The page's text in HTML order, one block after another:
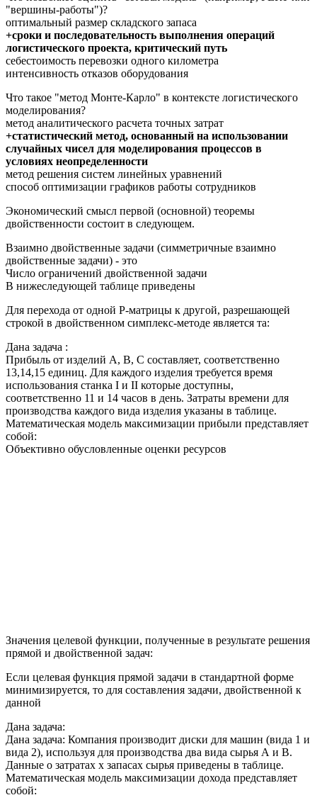
"вершины-работы")?
оптимальный размер складского запаса
+сроки и последовательность выполнения операций
логистического проекта, критический путь
себестоимость перевозки одного километра
интенсивность отказов оборудования
Что такое "метод Монте-Карло" в контексте логистического
моделирования?
метод аналитического расчета точных затрат
+статистический метод, основанный на использовании
случайных чисел для моделирования процессов в
условиях неопределенности
метод решения систем линейных уравнений
способ оптимизации графиков работы сотрудников
Экономический смысл первой (основной) теоремы
двойственности состоит в следующем.
Взаимно двойственные задачи (симметричные взаимно
двойственные задачи) - это
Число ограничений двойственной задачи
В нижеследующей таблице приведены
Для перехода от одной Р-матрицы к другой, разрешающей
строкой в двойственном симплекс-методе является та:
Дана задача :
Прибыль от изделий A, В, С составляет, соответственно
13,14,15 единиц. Для каждого изделия требуется время
использования станка I и II которые доступны,
соответственно 11 и 14 часов в день. Затраты времени для
производства каждого вида изделия указаны в таблице.
Математическая модель максимизации прибыли представляет
собой:
Объективно обусловленные оценки ресурсов
Значения целевой функции, полученные в результате решения
прямой и двойственной задач:
Если целевая функция прямой задачи в стандартной форме
минимизируется, то для составления задачи, двойственной к
данной
Дана задача:
Дана задача: Компания производит диски для машин (вида 1 и
вида 2), используя для производства два вида сырья А и В.
Данные о затратах х запасах сырья приведены в таблице.
Математическая модель максимизации дохода представляет
собой: